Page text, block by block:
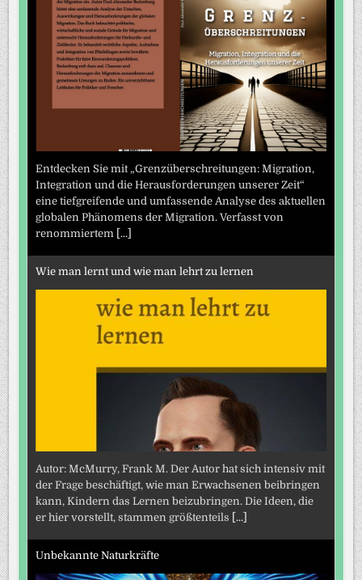
Entdecken Sie mit „Grenzüberschreitungen: Migration,
Integration und die Herausforderungen unserer Zeit“
eine tiefgreifende und umfassende Analyse des aktuellen
globalen Phänomens der Migration. Verfasst von
renommiertem [...]
Wie man lernt und wie man lehrt zu lernen
Autor: McMurry, Frank M. Der Autor hat sich intensiv mit
der Frage beschäftigt, wie man Erwachsenen beibringen
kann, Kindern das Lernen beizubringen. Die Ideen, die
er hier vorstellt, stammen größtenteils [...]
Unbekannte Naturkräfte